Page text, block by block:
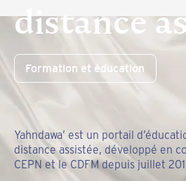
distance
Formation et éducation
Yahndawa’ est un portail
distance assistée, développé en
CEPN et le CDFM depuis juillet